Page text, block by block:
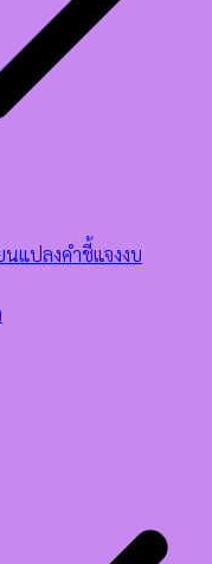
นแปลงคำชี้แจงงบ